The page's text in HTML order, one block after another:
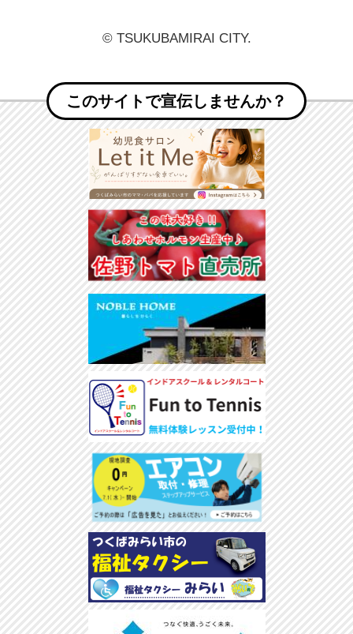
© TSUKUBAMIRAI CITY.
このサイトで宣伝しませんか？